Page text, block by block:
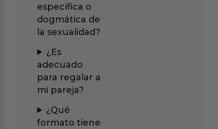
específica o
dogmática de
la sexualidad?
¿Es
adecuado
para regalar a
mi pareja?
¿Qué
formato tiene